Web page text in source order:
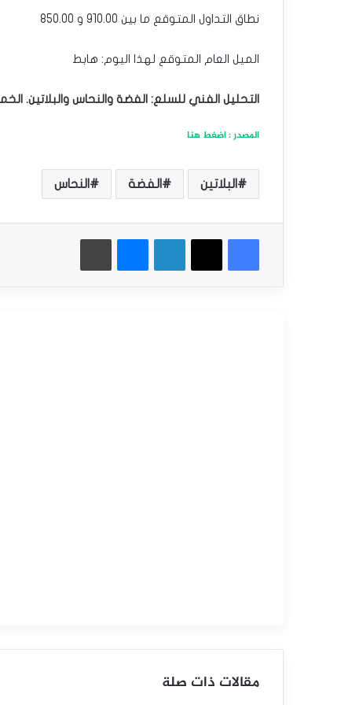
نطاق التداول المتوقع ما بين 910.00 و 850.00
الميل العام المتوقع لهذا اليوم: هابط
التحليل الفني للسلع: الفضة والنحاس والبلاتين. الخميس 17 -8 -
المصدر : اضغط هنا
البلاتين الفضة النحاس
فيسبوك
‫X لينكدإن ماسنجر طباعة
ل
ا
مقالات ذات صلة